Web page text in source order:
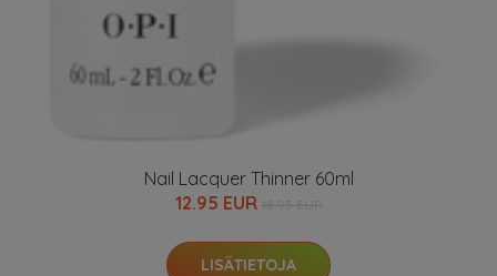
Nail Lacquer Thinner 60ml
12.95 EUR
LISÄTIETOJA